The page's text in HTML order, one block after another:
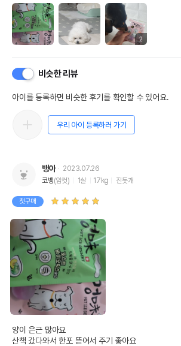
2
비슷한 리뷰
아이를 등록하면 비슷한 후기를 확인할 수 있어요.
우리 아이 등록하러 가기
뱅아
2023.07.26
코뱅(암컷) 1살 17kg 진돗개
첫구매
양이 은근 많아요
산책 갔다와서 한포 뜯어서 주기 좋아요